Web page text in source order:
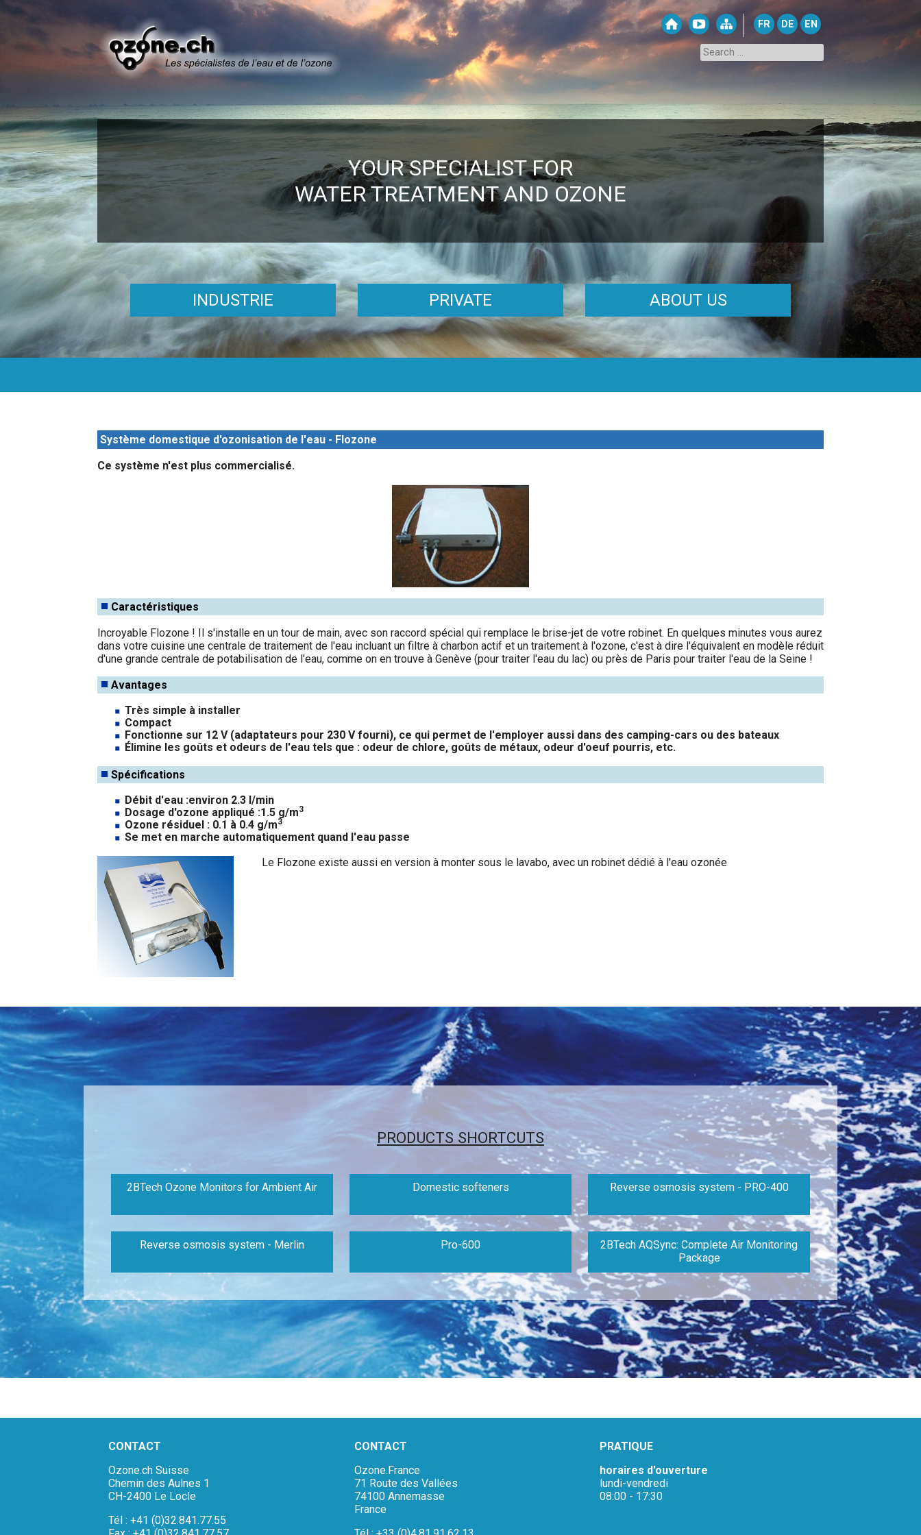
FR DE EN
YOUR SPECIALIST FOR
WATER TREATMENT AND OZONE
INDUSTRIE PRIVATE ABOUT US
Système domestique d'ozonisation de l'eau - Flozone
Ce système n'est plus commercialisé.
Caractéristiques
Incroyable Flozone ! Il s'installe en un tour de main, avec son raccord spécial qui remplace le brise-jet de votre robinet. En quelques minutes vous aurez
dans votre cuisine une centrale de traitement de l'eau incluant un filtre à charbon actif et un traitement à l'ozone, c'est à dire l'équivalent en modèle réduit
d'une grande centrale de potabilisation de l'eau, comme on en trouve à Genève (pour traiter l'eau du lac) ou près de Paris pour traiter l'eau de la Seine !
Avantages
Très simple à installer
Compact
Fonctionne sur 12 V (adaptateurs pour 230 V fourni), ce qui permet de l'employer aussi dans des camping-cars ou des bateaux
Élimine les goûts et odeurs de l'eau tels que : odeur de chlore, goûts de métaux, odeur d'oeuf pourris, etc.
Spécifications
Débit d'eau :environ 2.3 l/min
Dosage d'ozone appliqué :1.5 g/m3
Ozone résiduel : 0.1 à 0.4 g/m3
Se met en marche automatiquement quand l'eau passe
Le Flozone existe aussi en version à monter sous le lavabo, avec un robinet dédié à l'eau ozonée
PRODUCTS SHORTCUTS
2BTech Ozone Monitors for Ambient Air Domestic softeners Reverse osmosis system - PRO-400
Reverse osmosis system - Merlin Pro-600
2BTech AQSync: Complete Air Monitoring
Package
CONTACT
Ozone.ch Suisse
Chemin des Aulnes 1
CH-2400 Le Locle
Tél : +41 (0)32.841.77.55
CONTACT
Ozone.France
71 Route des Vallées
74100 Annemasse
France
PRATIQUE
horaires d'ouverture
lundi-vendredi
08:00 - 17:30